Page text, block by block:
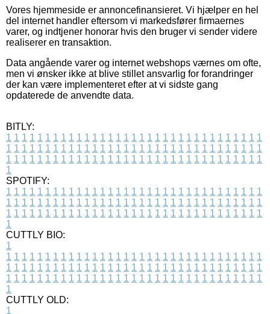
Vores hjemmeside er annoncefinansieret. Vi hjælper en hel
del internet handler eftersom vi markedsfører firmaernes
varer, og indtjener honorar hvis den bruger vi sender videre
realiserer en transaktion.
Data angående varer og internet webshops værnes om ofte,
men vi ønsker ikke at blive stillet ansvarlig for forandringer
der kan være implementeret efter at vi sidste gang
opdaterede de anvendte data.
BITLY:
1 1 1 1 1 1 1 1 1 1 1 1 1 1 1 1 1 1 1 1 1 1 1 1 1 1 1 1 1 1 1 1 1
1 1 1 1 1 1 1 1 1 1 1 1 1 1 1 1 1 1 1 1 1 1 1 1 1 1 1 1 1 1 1 1 1
1 1 1 1 1 1 1 1 1 1 1 1 1 1 1 1 1 1 1 1 1 1 1 1 1 1 1 1 1 1 1 1 1
1
SPOTIFY:
1 1 1 1 1 1 1 1 1 1 1 1 1 1 1 1 1 1 1 1 1 1 1 1 1 1 1 1 1 1 1 1 1
1 1 1 1 1 1 1 1 1 1 1 1 1 1 1 1 1 1 1 1 1 1 1 1 1 1 1 1 1 1 1 1 1
1 1 1 1 1 1 1 1 1 1 1 1 1 1 1 1 1 1 1 1 1 1 1 1 1 1 1 1 1 1 1 1 1
1
CUTTLY BIO:
1
1 1 1 1 1 1 1 1 1 1 1 1 1 1 1 1 1 1 1 1 1 1 1 1 1 1 1 1 1 1 1 1 1
1 1 1 1 1 1 1 1 1 1 1 1 1 1 1 1 1 1 1 1 1 1 1 1 1 1 1 1 1 1 1 1 1
1 1 1 1 1 1 1 1 1 1 1 1 1 1 1 1 1 1 1 1 1 1 1 1 1 1 1 1 1 1 1 1 1
1
CUTTLY OLD:
1